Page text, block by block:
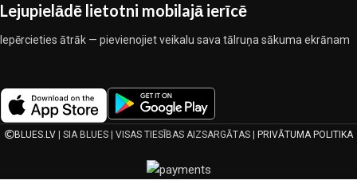
Lejupielādē lietotni mobilajā ierīcē
Iepērcieties ātrāk — pievienojiet veikalu sava tālruņa sākuma ekrānam
BLUES.LV| SIA BLUES | VISAS TIESĪBAS AIZSARGĀTAS | PRIVĀTUMA POLITIKA